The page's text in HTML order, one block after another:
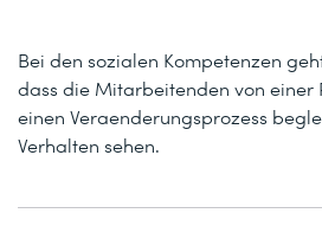
Bei den sozialen Kompetenzen
dass die Mitarbeitenden von einer
einen Veraenderungsprozess
Verhalten sehen.